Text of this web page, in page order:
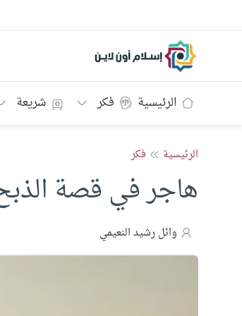
إسلام أون لاين
الرئيسية فكر شريعة
الرئيسية فكر
هاجر في قصة
وائل رشيد النعيمي